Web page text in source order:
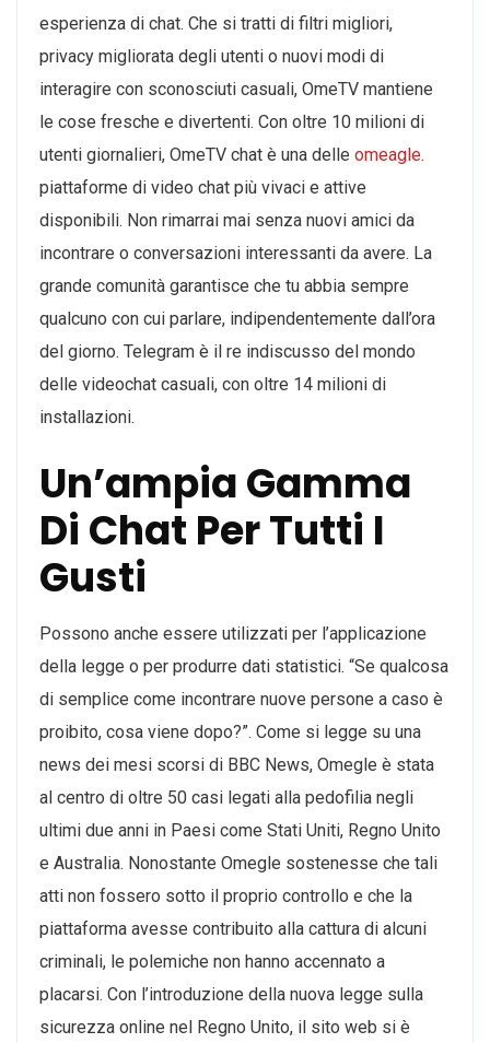
esperienza di chat. Che si tratti di filtri migliori,
privacy migliorata degli utenti o nuovi modi di
interagire con sconosciuti casuali, OmeTV mantiene
le cose fresche e divertenti. Con oltre 10 milioni di
utenti giornalieri, OmeTV chat è una delle omeagle.
piattaforme di video chat più vivaci e attive
disponibili. Non rimarrai mai senza nuovi amici da
incontrare o conversazioni interessanti da avere. La
grande comunità garantisce che tu abbia sempre
qualcuno con cui parlare, indipendentemente dall’ora
del giorno. Telegram è il re indiscusso del mondo
delle videochat casuali, con oltre 14 milioni di
installazioni.
Un’ampia Gamma
Di Chat Per Tutti I
Gusti
Possono anche essere utilizzati per l’applicazione
della legge o per produrre dati statistici. “Se qualcosa
di semplice come incontrare nuove persone a caso è
proibito, cosa viene dopo?”. Come si legge su una
news dei mesi scorsi di BBC News, Omegle è stata
al centro di oltre 50 casi legati alla pedofilia negli
ultimi due anni in Paesi come Stati Uniti, Regno Unito
e Australia. Nonostante Omegle sostenesse che tali
atti non fossero sotto il proprio controllo e che la
piattaforma avesse contribuito alla cattura di alcuni
criminali, le polemiche non hanno accennato a
placarsi. Con l’introduzione della nuova legge sulla
sicurezza online nel Regno Unito, il sito web si è